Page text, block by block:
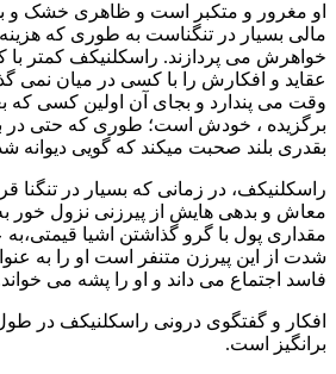
او مغرور و متکبر است و ظاهری خشک و
مالی بسیار در تنگناست به طوری که هزینه
خواهرش می پردازند. راسکلنیکف کمتر
عقاید و افکارش را با کسی در میان نمی
وقت می پندارد و بجای آن اولین کسی که
برگزیده ، خودش است؛ طوری که حتی در
بقدری بلند صحبت میکند که گویی دیوانه
راسکلنیکف، در زمانی که بسیار در تنگنا
معاش و بدهی هایش از پیرزنی نزول خور به
مقداری پول با گرو گذاشتن اشیا قیمتی،به
شدت از این پیرزن متنفر است او را به
فاسد اجتماع می داند و او را پشه می
افکار و گفتگوی درونی راسکلنیکف در
برانگیز است.